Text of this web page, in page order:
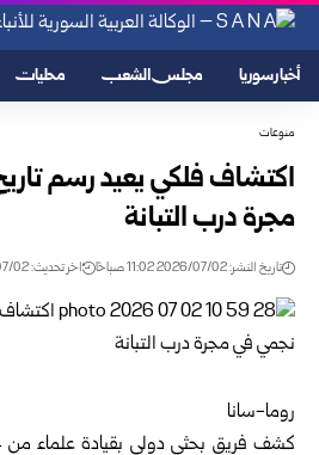
أخبار سوريا مجلس الشعب محليات
منوعات
اكتشاف فلكي يعيد رسم
مجرة درب التبانة
تاريخ النشر: 2026/07/02 11:02 صباحًا اخر تحديث: 2026/07/02 11:02 صباحًا
روما-سانا
كشف فريق بحثي دولي بقيادة علماء من